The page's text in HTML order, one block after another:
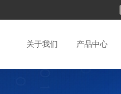
关于我们 产品中心